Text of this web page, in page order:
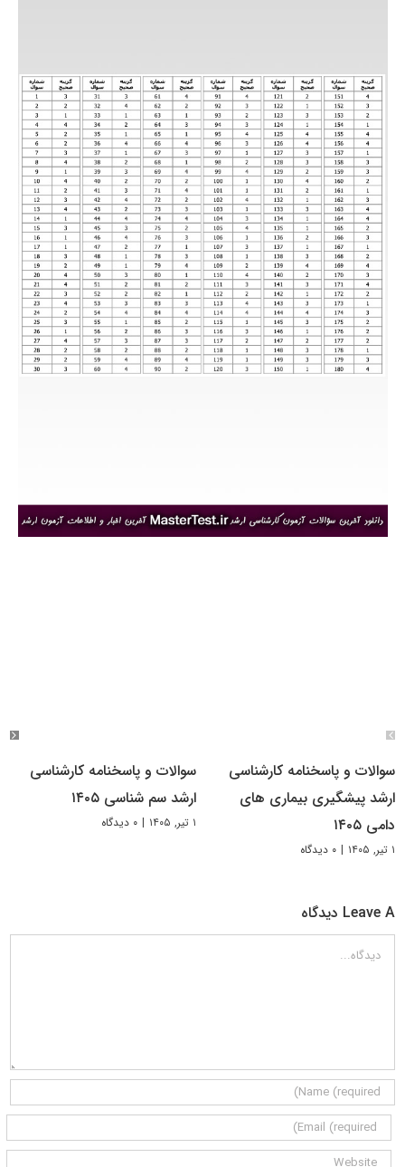
سوالات و پاسخنامه کارشناسی
ارشد پیشگیری بیماری های
دامی ۱۴۰۵
۱ تیر, ۱۴۰۵ | ۰ دیدگاه
سوالات و پاسخنامه کارشناسی
ارشد سم شناسی ۱۴۰۵
۱ تیر, ۱۴۰۵ | ۰ دیدگاه
Leave A دیدگاه
دیدگاه